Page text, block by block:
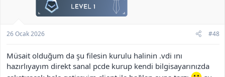
Geliştirilmiş Nesne Market Sistemi
Yeni Otomatik Login & AV Sistemi
Özel ve Etkileşimli Sistemler
Yeni Metin Taşı Sıra Sistemi
Yeni Patron Dünya Sıralaması Sistemi
Geliştirilmiş Biyolog Sistemi
26 Ocak 2026 #48
Müsait olduğum da şu filesin kurulu halinin .vdi ını
hazırlıyayım direkt sanal pcde kurup kendi bilgisayarınızda